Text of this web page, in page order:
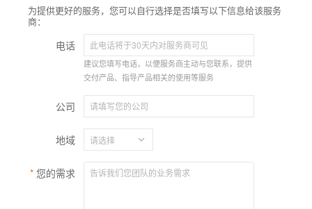
为提供更好的服务，您可以自行选择是否填写以下信息给该服务
商：
电话
建议您填写电话，以便服务商主动与您联系，提供
交付产品、指导产品相关的使用等服务
公司
地域
您的需求